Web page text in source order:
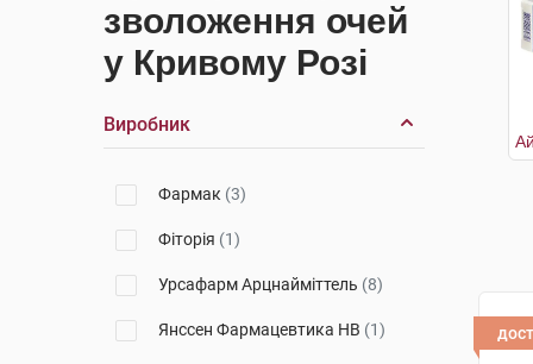
зволоження очей
у Кривому Розі
Виробник
Фармак (3)
Фіторія (1)
Урсафарм Арцнайміттель (8)
Янссен Фармацевтика НВ (1)